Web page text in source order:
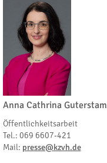
Anna Cathrina Guterstam
Öffentlichkeitsarbeit
Tel.: 069 6607-421
Mail: presse@kzvh.de